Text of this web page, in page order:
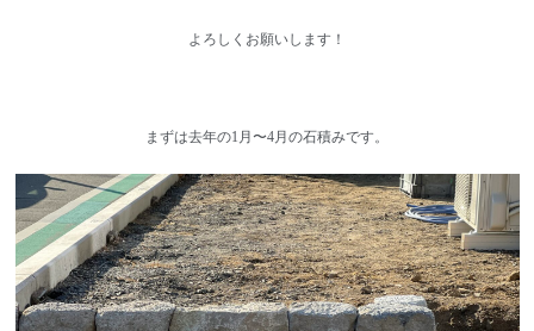
よろしくお願いします！
まずは去年の1月〜4月の石積みです。